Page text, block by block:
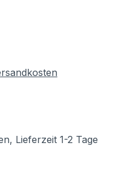
Lieferzeit 1-2 Tage